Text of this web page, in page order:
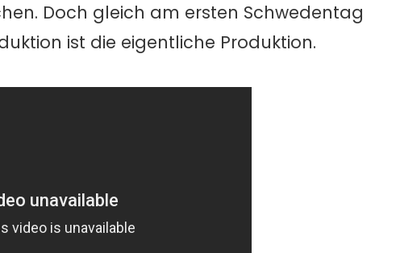
Doch gleich am ersten Schwedentag
ist die eigentliche Produktion.